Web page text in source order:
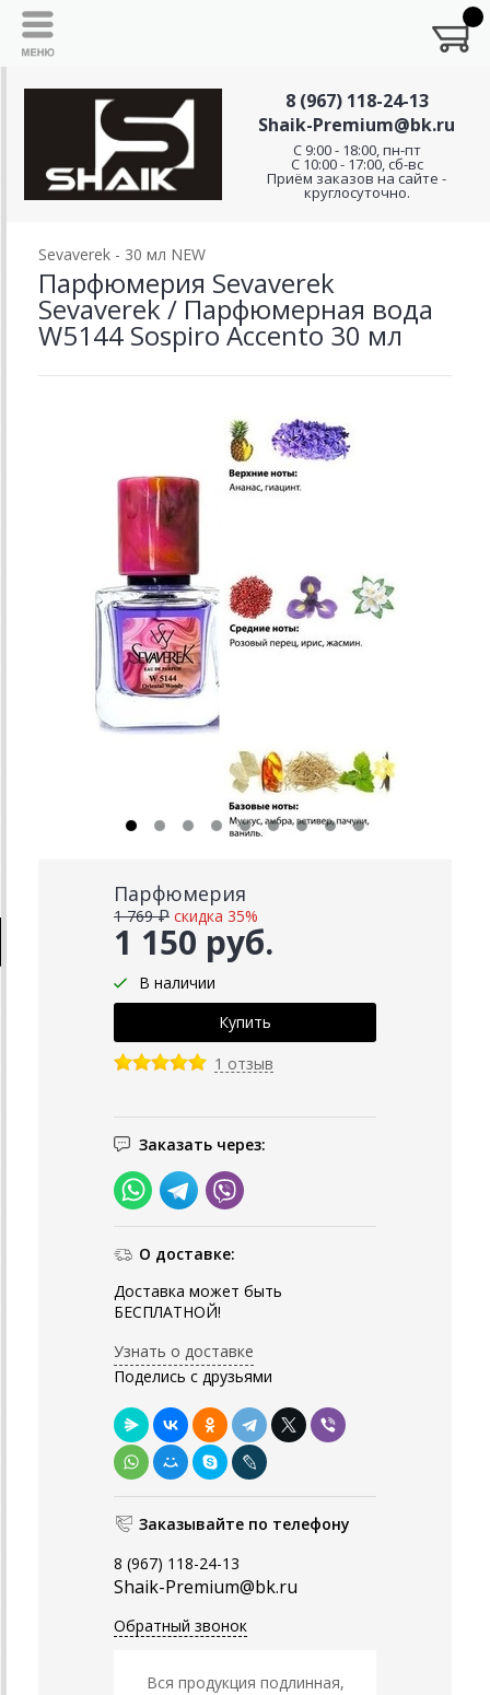
8 (967) 118-24-13
Shaik-Premium@bk.ru
C 9:00 - 18:00, пн-пт
С 10:00 - 17:00, сб-вс
Приём заказов на сайте -
круглосуточно.
Sevaverek - 30 мл NEW
Парфюмерия Sevaverek
Sevaverek / Парфюмерная вода
W5144 Sospiro Accento 30 мл
Парфюмерия
1 150 руб.
1 769 ₽ скидка 35%
В наличии
1 отзыв
Заказать через:
О доставке:
Доставка может быть
БЕСПЛАТНОЙ!
Узнать о доставке
Поделись с друзьями
Заказывайте по телефону
8 (967) 118-24-13
Shaik-Premium@bk.ru
Обратный звонок
Вся продукция подлинная,